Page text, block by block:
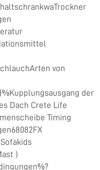
von
der
Dach Crete Life
Timing
)